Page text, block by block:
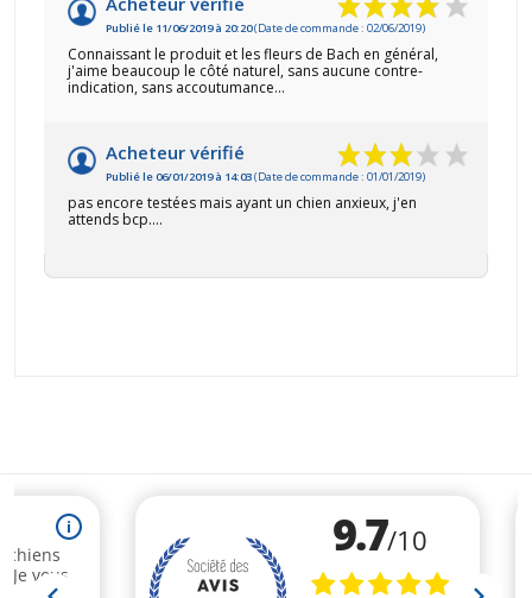
Publié le 11/06/2019 à 20:20(Date de commande : 02/06/2019)
Connaissant le produit et les fleurs de Bach en général,
j'aime beaucoup le côté naturel, sans aucune contre-
indication, sans accoutumance...
Acheteur vérifié
Publié le 06/01/2019 à 14:03(Date de commande : 01/01/2019)
pas encore testées mais ayant un chien anxieux, j'en
attends bcp....